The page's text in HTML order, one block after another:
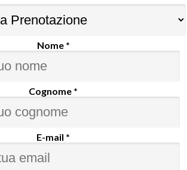
Nome *
Cognome *
E-mail *